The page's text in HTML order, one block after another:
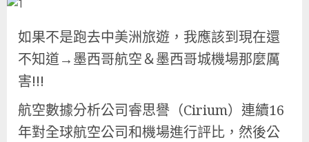
如果不是跑去中美洲旅遊，我應該到現在還
不知道→墨西哥航空＆墨西哥城機場那麼厲
害!!!
航空數據分析公司睿思譽（Cirium）連續16
年對全球航空公司和機場進行評比，然後公